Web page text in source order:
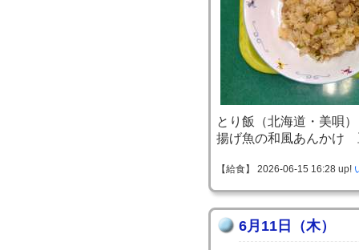
とり飯（北海道・美唄）
揚げ魚の和風あんかけ
【給食】 2026-06-15 16:28 up!
6月11日（木）